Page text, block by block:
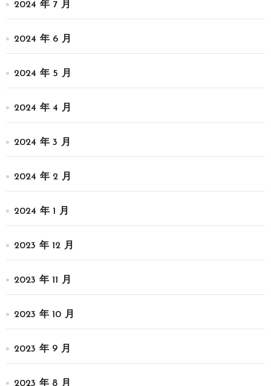
2024 年 7 月
2024 年 6 月
2024 年 5 月
2024 年 4 月
2024 年 3 月
2024 年 2 月
2024 年 1 月
2023 年 12 月
2023 年 11 月
2023 年 10 月
2023 年 9 月
2023 年 8 月